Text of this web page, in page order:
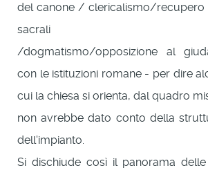
del canone / clericalismo/recupero
sacrali
/dogmatismo/opposizione al
con le istituzioni romane - per dire
cui la chiesa si orienta, dal quadro
non avrebbe dato conto della
dell'impianto.
Si dischiude così il panorama